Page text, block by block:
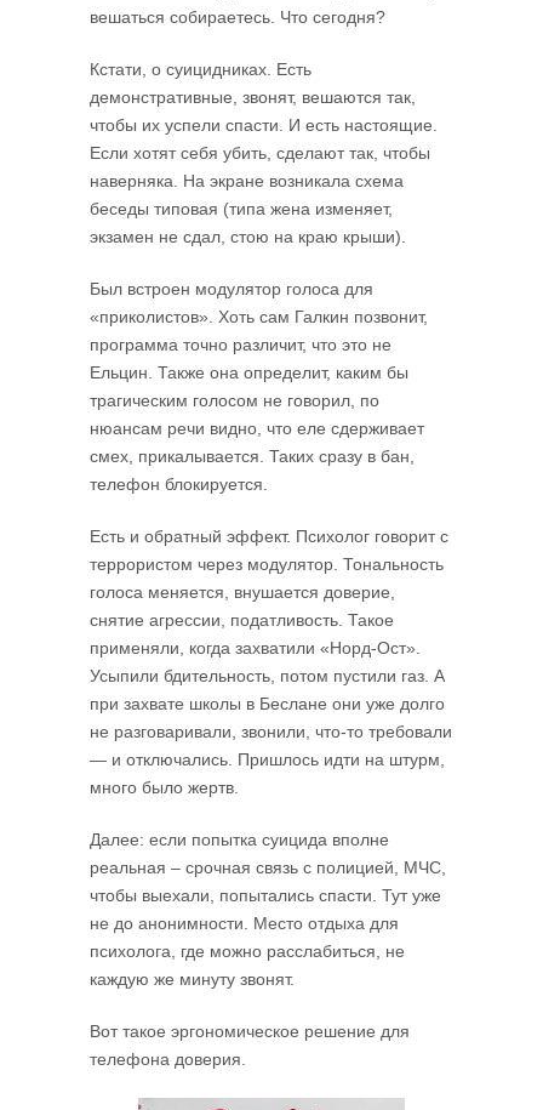
вешаться собираетесь. Что сегодня?
Кстати, о суицидниках. Есть
демонстративные, звонят, вешаются так,
чтобы их успели спасти. И есть настоящие.
Если хотят себя убить, сделают так, чтобы
наверняка. На экране возникала схема
беседы типовая (типа жена изменяет,
экзамен не сдал, стою на краю крыши).
Был встроен модулятор голоса для
«приколистов». Хоть сам Галкин позвонит,
программа точно различит, что это не
Ельцин. Также она определит, каким бы
трагическим голосом не говорил, по
нюансам речи видно, что еле сдерживает
смех, прикалывается. Таких сразу в бан,
телефон блокируется.
Есть и обратный эффект. Психолог говорит с
террористом через модулятор. Тональность
голоса меняется, внушается доверие,
снятие агрессии, податливость. Такое
применяли, когда захватили «Норд-Ост».
Усыпили бдительность, потом пустили газ. А
при захвате школы в Беслане они уже долго
не разговаривали, звонили, что-то требовали
— и отключались. Пришлось идти на штурм,
много было жертв.
Далее: если попытка суицида вполне
реальная – срочная связь с полицией, МЧС,
чтобы выехали, попытались спасти. Тут уже
не до анонимности. Место отдыха для
психолога, где можно расслабиться, не
каждую же минуту звонят.
Вот такое эргономическое решение для
телефона доверия.